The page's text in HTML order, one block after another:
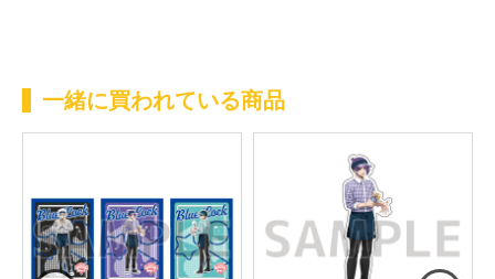
一緒に買われている商品